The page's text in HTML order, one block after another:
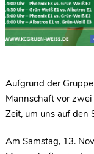
Aufgrund der
Mannschaft vor
Zeit, um uns auf den
Am Samstag, 13.